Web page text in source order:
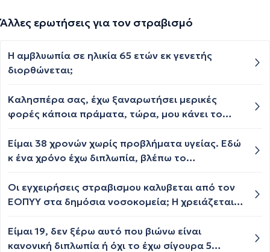
Άλλες ερωτήσεις για τον στραβισμό
Η αμβλυωπία σε ηλικία 65 ετών εκ γενετής
διορθώνεται;
Καλησπέρα σας, έχω ξαναρωτήσει μερικές
φορές κάποια πράματα, τώρα, μου κάνει το
όραση (βλέπω αλλά καταλαβαίνω ότι δεν είναι
100% καθαρή η όραση, το θαμπό σημείο να
καθαρίζει αν ανοιγοκλείνω το μάτι και άλλες
επιμένει, να τεντώνουν τα γράμματα προς τα
αριθμούς, αντικείμενα, σαν να βλέπεις 1.5
γράμμα, δεν το κάνει συνεχόμενα, άλλες φορές
Είμαι 38 χρονών χωρίς προβλήματα υγείας. Εδώ
κ ένα χρόνο έχω διπλωπία, βλέπω το
επίπεδο με το πραγματικό αντικείμενο. Δεν
χειροτερεύει προς το τέλος της ημέρας κ δεν
στα 3-4 μέτρα κ βλέπω δίπλα κ κυρίως με
δυσκολεύει στην οδήγηση. Με το ένα μάτι
Οι εγχειρήσεις στραβισμου καλυβεται από τον
ΕΟΠΥΥ στα δημόσια νοσοκομεία; Η χρειάζεται
πάντα.
Είμαι 19, δεν ξέρω αυτό που βιώνω είναι
κανονική διπλωπία ή όχι το έχω σίγουρα 5